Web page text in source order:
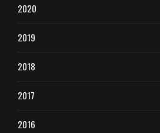
2020
2019
2018
2017
2016